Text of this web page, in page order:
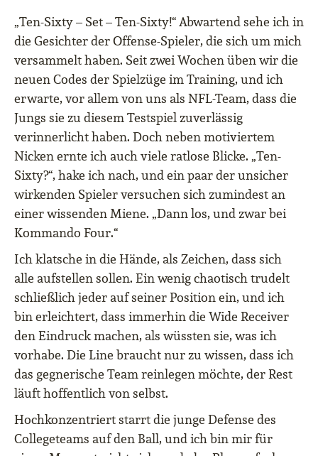
„Ten-Sixty – Set – Ten-Sixty!“ Abwartend sehe ich in
die Gesichter der Offense-Spieler, die sich um mich
versammelt haben. Seit zwei Wochen üben wir die
neuen Codes der Spielzüge im Training, und ich
erwarte, vor allem von uns als NFL-Team, dass die
Jungs sie zu diesem Testspiel zuverlässig
verinnerlicht haben. Doch neben motiviertem
Nicken ernte ich auch viele ratlose Blicke. „Ten-
Sixty?“, hake ich nach, und ein paar der unsicher
wirkenden Spieler versuchen sich zumindest an
einer wissenden Miene. „Dann los, und zwar bei
Kommando Four.“
Ich klatsche in die Hände, als Zeichen, dass sich
alle aufstellen sollen. Ein wenig chaotisch trudelt
schließlich jeder auf seiner Position ein, und ich
bin erleichtert, dass immerhin die Wide Receiver
den Eindruck machen, als wüssten sie, was ich
vorhabe. Die Line braucht nur zu wissen, dass ich
das gegnerische Team reinlegen möchte, der Rest
läuft hoffentlich von selbst.
Hochkonzentriert starrt die junge Defense des
Collegeteams auf den Ball, und ich bin mir für